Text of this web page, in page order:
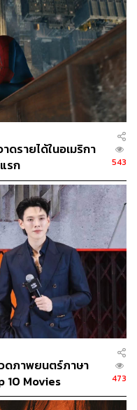
Up
313
ดรายได้ในอเมริกา
รก
543
ดภาพยนตร์ภาษา
10 Movies
473